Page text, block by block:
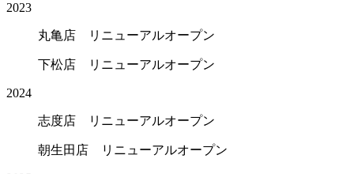
2023
丸亀店 リニューアルオープン
下松店 リニューアルオープン
2024
志度店 リニューアルオープン
朝生田店 リニューアルオープン